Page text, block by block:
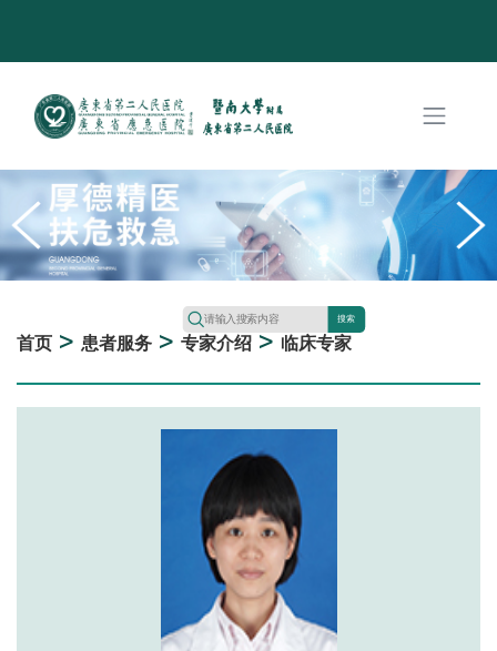
搜索
首页 > 患者服务 > 专家介绍 >临床专家